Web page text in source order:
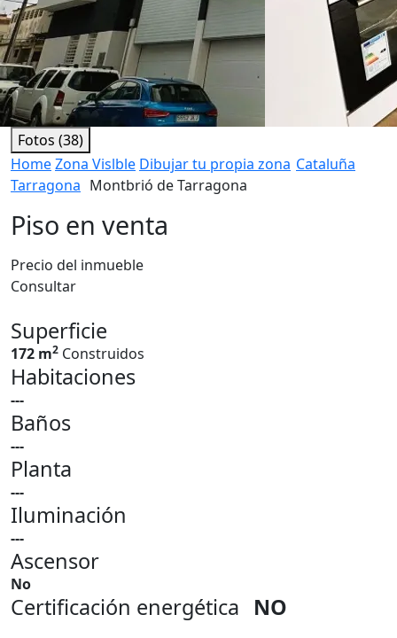
Fotos (38)
HomeZona Vislble Dibujar tu propia zona Cataluña
Tarragona Montbrió de Tarragona
Piso en venta
Precio del inmueble
Consultar
Superficie
172 m2 Construidos
Habitaciones
---
Baños
---
Planta
---
Iluminación
---
Ascensor
No
Certificación energética NO